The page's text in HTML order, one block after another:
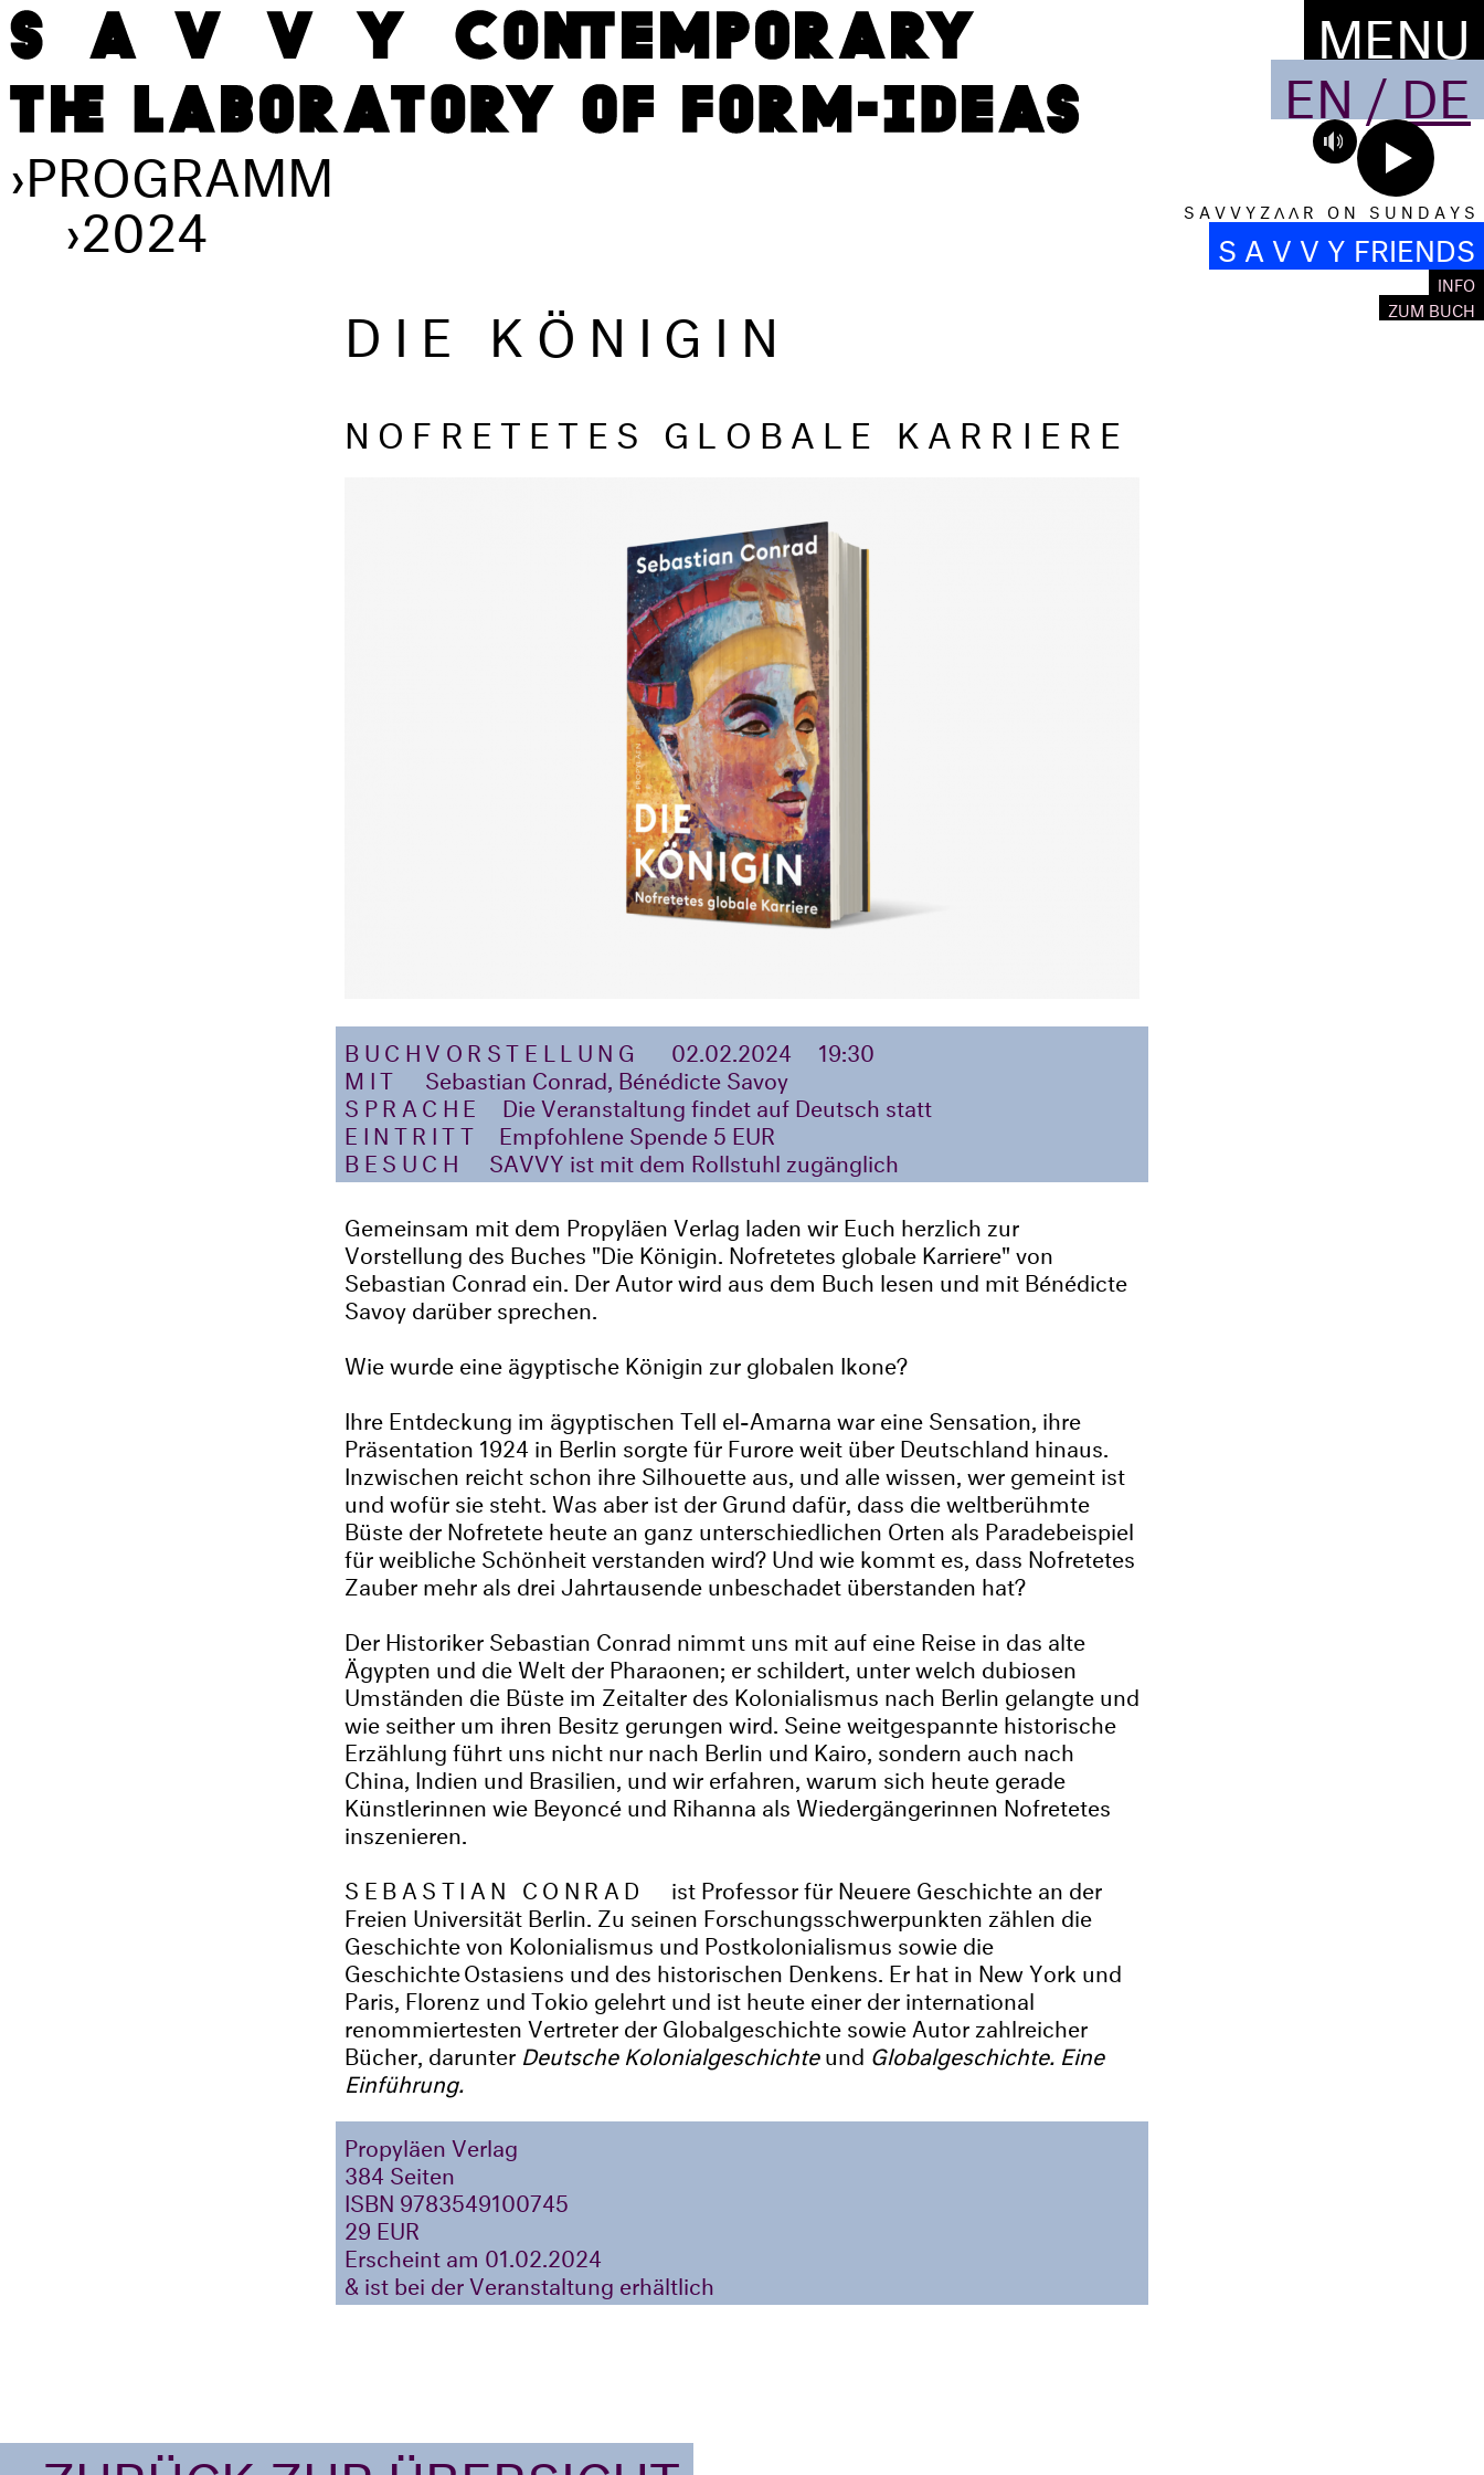
MENU
EN / DE
S A V V Y Z Λ Λ R O N S U N D A Y S
S A V V Y FRIENDS
INFO
ZUM BUCH
›PROGRAMM
›2024
DIE KÖNIGIN
NOFRETETES GLOBALE KARRIERE
BUCHVORSTELLUNG 02.02.2024
19:30
MIT
Sebastian Conrad, Bénédicte Savoy
SPRACHE
Die Veranstaltung findet auf Deutsch statt
EINTRITT
Empfohlene Spende 5 EUR
BESUCH
​​​​​​​ SAVVY ist mit dem Rollstuhl zugänglich
Gemeinsam mit dem Propyläen Verlag laden wir Euch herzlich zur
Vorstellung des Buches "Die Königin. Nofretetes globale Karriere" von
Sebastian Conrad ein. Der Autor wird aus dem Buch lesen und mit Bénédicte
Savoy darüber sprechen.
Wie wurde eine ägyptische Königin zur globalen Ikone?
Ihre Entdeckung im ägyptischen Tell el-Amarna war eine Sensation, ihre
Präsentation 1924 in Berlin sorgte für Furore weit über Deutschland hinaus.
Inzwischen reicht schon ihre Silhouette aus, und alle wissen, wer gemeint ist
und wofür sie steht. Was aber ist der Grund dafür, dass die weltberühmte
Büste der Nofretete heute an ganz unterschiedlichen Orten als Paradebeispiel
für weibliche Schönheit verstanden wird? Und wie kommt es, dass Nofretetes
Zauber mehr als drei Jahrtausende unbeschadet überstanden hat?
Der Historiker Sebastian Conrad nimmt uns mit auf eine Reise in das alte
Ägypten und die Welt der Pharaonen; er schildert, unter welch dubiosen
Umständen die Büste im Zeitalter des Kolonialismus nach Berlin gelangte und
wie seither um ihren Besitz gerungen wird. Seine weitgespannte historische
Erzählung führt uns nicht nur nach Berlin und Kairo, sondern auch nach
China, Indien und Brasilien, und wir erfahren, warum sich heute gerade
Künstlerinnen wie Beyoncé und Rihanna als Wiedergängerinnen Nofretetes
inszenieren.
SEBASTIAN CONRAD
ist Professor für Neuere Geschichte an der
Freien Universität Berlin. Zu seinen Forschungsschwerpunkten zählen die
Geschichte von Kolonialismus und Postkolonialismus sowie die
Geschichte Ostasiens und des historischen Denkens. Er hat in New York und
Paris, Florenz und Tokio gelehrt und ist heute einer der international
renommiertesten Vertreter der Globalgeschichte sowie Autor zahlreicher
Bücher, darunter Deutsche Kolonialgeschichteund Globalgeschichte. Eine
Einführung.
Propyläen Verlag
384 Seiten
ISBN 9783549100745
29 EUR
Erscheint am 01.02.2024
& ist bei der Veranstaltung erhältlich